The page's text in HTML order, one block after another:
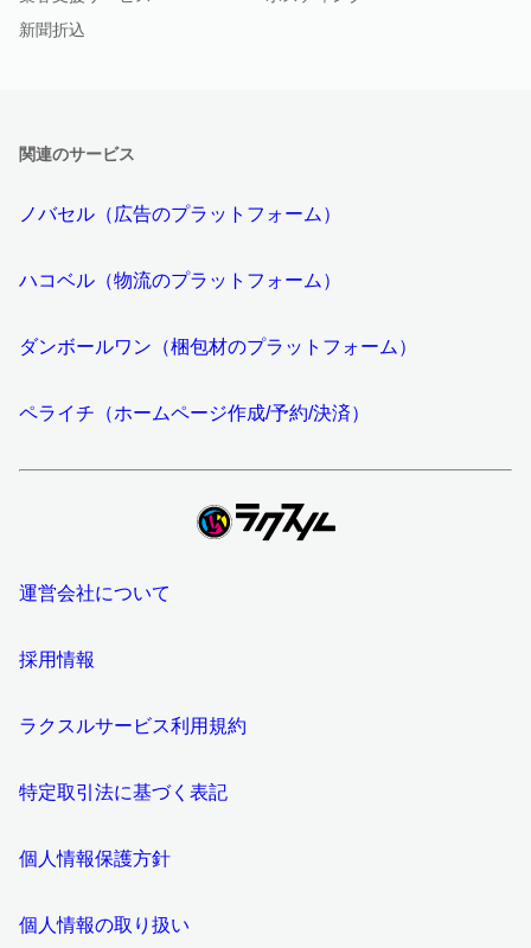
新聞折込
関連のサービス
ノバセル（広告のプラットフォーム）
ハコベル（物流のプラットフォーム）
ダンボールワン（梱包材のプラットフォーム）
ペライチ（ホームページ作成/予約/決済）
運営会社について
採用情報
ラクスルサービス利用規約
特定取引法に基づく表記
個人情報保護方針
個人情報の取り扱い